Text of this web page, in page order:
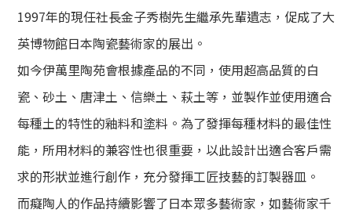
1997年的現任社長金子秀樹先生繼承先輩遺志，促成了大
英博物館日本陶瓷藝術家的展出。
如今伊萬里陶苑會根據產品的不同，使用超高品質的白
瓷、砂土、唐津土、信樂土、萩土等，並製作並使用適合
每種土的特性的釉料和塗料。為了發揮每種材料的最佳性
能，所用材料的兼容性也很重要，以此設計出適合客戶需
求的形狀並進行創作，充分發揮工匠技藝的訂製器皿。
而癡陶人的作品持續影響了日本眾多藝術家，如藝術家千